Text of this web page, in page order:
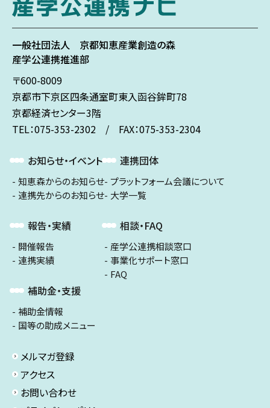
一般社団法人 京都知恵産業創造の森
産学公連携推進部
〒600-8009
京都市下京区四条通室町東入函谷鉾町78
京都経済センター3階
TEL：075-353-2302 / FAX：075-353-2304
お知らせ・イベント
知恵森からのお知らせ
連携先からのお知らせ
報告・実績
開催報告
連携実績
補助金・支援
補助金情報
国等の助成メニュー
連携団体
プラットフォーム会議について
大学一覧
相談・FAQ
産学公連携相談窓口
事業化サポート窓口
FAQ
メルマガ登録
アクセス
お問い合わせ